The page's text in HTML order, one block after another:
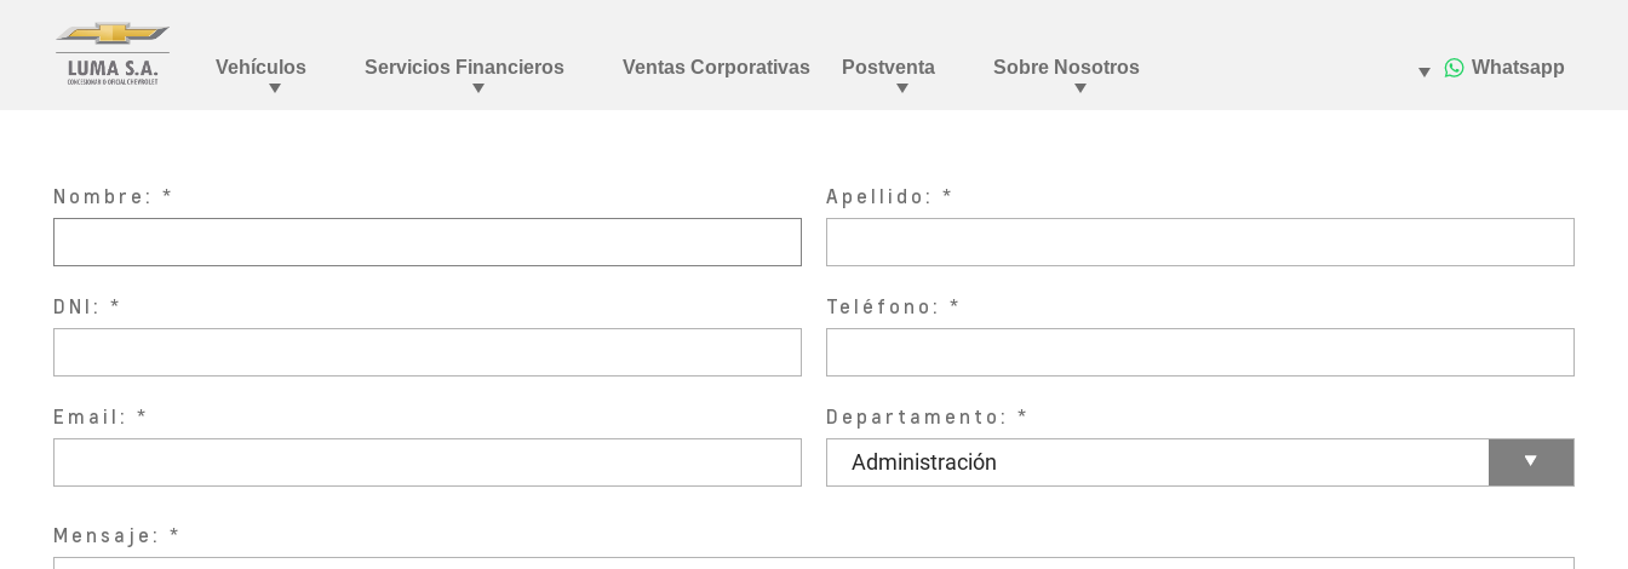
Nombre: Apellido:
DNI: Teléfono:
Email: Departamento:
Mensaje: